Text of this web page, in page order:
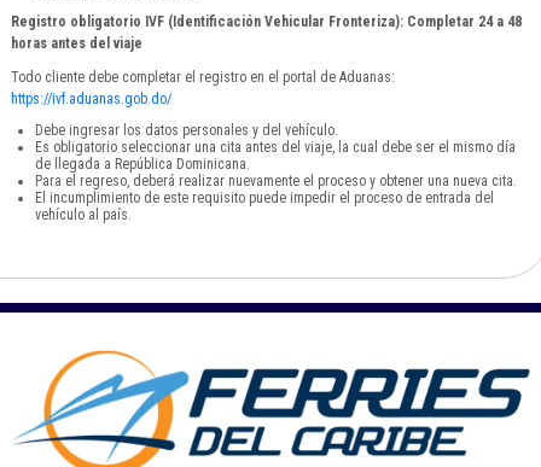
Registro obligatorio IVF (Identificación Vehicular Fronteriza): Completar 24 a 48
horas antes del viaje
Todo cliente debe completar el registro en el portal de Aduanas:
https://ivf.aduanas.gob.do/
Debe ingresar los datos personales y del vehículo.
Es obligatorio seleccionar una cita antes del viaje, la cual debe ser el mismo día
de llegada a República Dominicana.
Para el regreso, deberá realizar nuevamente el proceso y obtener una nueva cita.
El incumplimiento de este requisito puede impedir el proceso de entrada del
vehículo al país.